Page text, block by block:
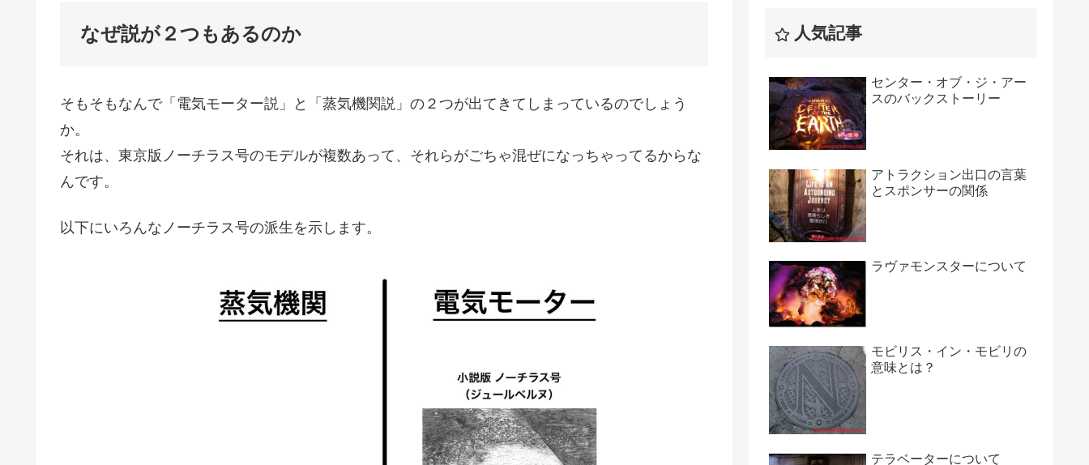
なぜ説が２つもあるのか
そもそもなんで「電気モーター説」と「蒸気機関説」の２つが出てきてしまっているのでしょう
か。
それは、東京版ノーチラス号のモデルが複数あって、それらがごちゃ混ぜになっちゃってるからな
んです。
以下にいろんなノーチラス号の派生を示します。
人気記事
センター・オブ・ジ・アー
スのバックストーリー
アトラクション出口の言葉
とスポンサーの関係
ラヴァモンスターについて
モビリス・イン・モビリの
意味とは？
テラベーターについて